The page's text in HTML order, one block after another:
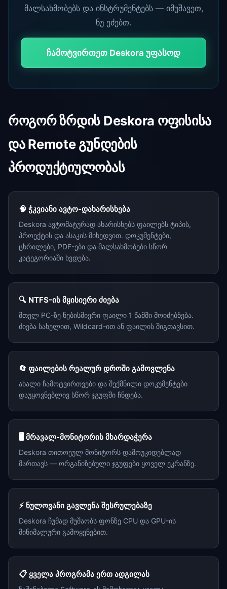
მალსახმობებს და ინსტრუმენტებს — იმუშავეთ,
ნუ ეძებთ.
ჩამოტვირთეთ Deskora უფასოდ
როგორ ზრდის Deskora ოფისისა
და Remote გუნდების
პროდუქტიულობას
🧠 ჭკვიანი ავტო-დახარისხება
Deskora ავტომატურად ახარისხებს ფაილებს ტიპის,
პროექტის და ასაკის მიხედვით. დოკუმენტები,
ცხრილები, PDF-ები და მალსახმობები სწორ
კატეგორიაში ხვდება.
🔍 NTFS-ის მყისიერი ძიება
მთელ PC-ზე ნებისმიერი ფაილი 1 წამში მოიძებნება.
ძიება სახელით, Wildcard-ით ან ფაილის შიგთავსით.
🔄 ფაილების რეალურ დროში გამოვლენა
ახალი ჩამოტვირთვები და შექმნილი დოკუმენტები
დაუყოვნებლივ სწორ ჯგუფში ჩნდება.
🖥️ მრავალ-მონიტორის მხარდაჭერა
Deskora თითოეულ მონიტორს დამოუკიდებლად
მართავს — ორგანიზებული ჯგუფები ყოველ ეკრანზე.
⚡ ნულოვანი გავლენა შესრულებაზე
Deskora ჩუმად მუშაობს ფონზე CPU და GPU-ის
მინიმალური გამოყენებით.
📋 ყველა პროგრამა ერთ ადგილას